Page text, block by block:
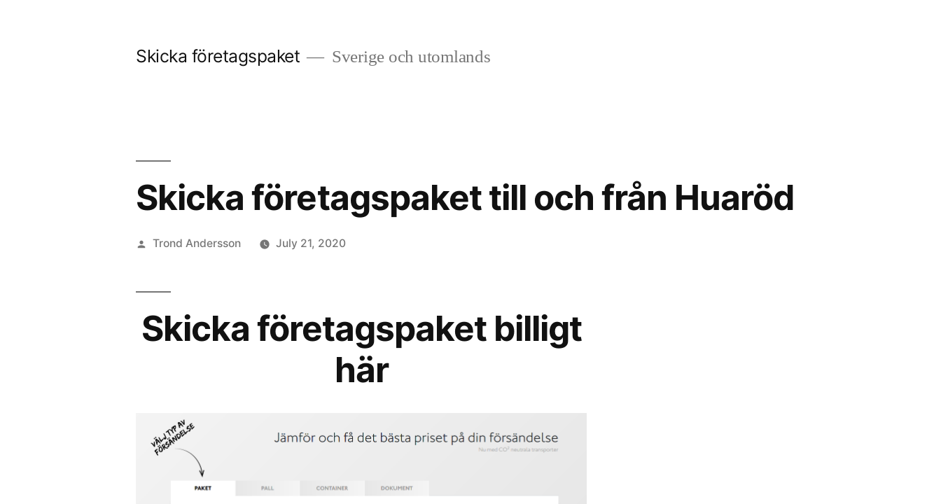
Skicka företagspaket Sverige och utomlands
Skicka företagspaket till och från Huaröd
Posted
Trond Andersson July 21, 2020
Skicka företagspaket billigt
här